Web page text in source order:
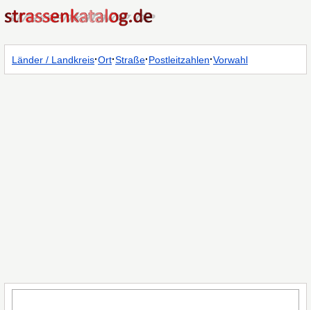
Länder / Landkreis·Ort·Straße·Postleitzahlen·Vorwahl